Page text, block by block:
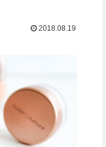
2018.08.19